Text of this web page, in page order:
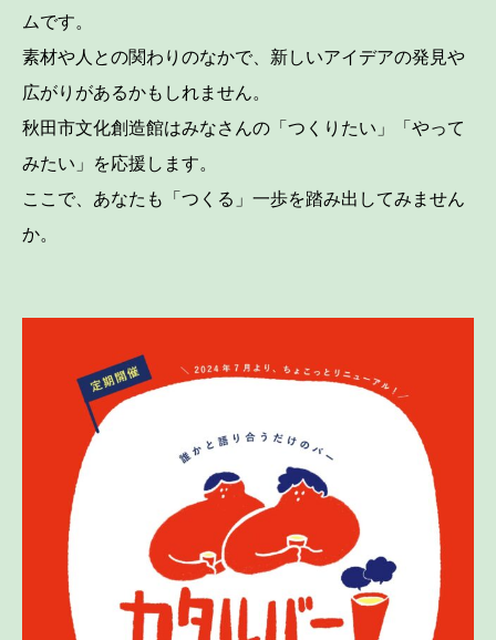
ムです。
素材や人との関わりのなかで、新しいアイデアの発見や
広がりがあるかもしれません。
秋田市文化創造館はみなさんの「つくりたい」「やって
みたい」を応援します。
ここで、あなたも「つくる」一歩を踏み出してみません
か。